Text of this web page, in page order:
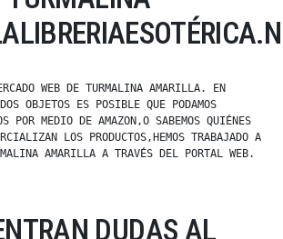
WEB DE TURMALINA AMARILLA. EN
OBJETOS ES POSIBLE QUE PODAMOS
POR MEDIO DE AMAZON,O SABEMOS QUIÉNES
LOS PRODUCTOS,HEMOS TRABAJADO A
AMARILLA A TRAVÉS DEL PORTAL WEB.
DUDAS AL